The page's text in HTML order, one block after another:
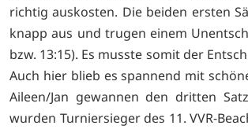
richtig auskosten. Die beiden ersten
knapp aus und trugen einem
bzw. 13:15). Es musste somit der
Auch hier blieb es spannend mit
Aileen/Jan gewannen den dritten
wurden Turniersieger des 11. VVR-